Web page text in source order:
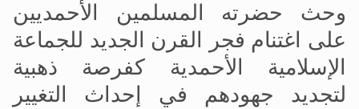
وحث حضرته المسلمين الأحمديين
على اغتنام فجر القرن الجديد للجماعة
الإسلامية الأحمدية كفرصة ذهبية
لتجديد جهودهم في إحداث التغيير